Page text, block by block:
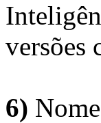
versões
6)